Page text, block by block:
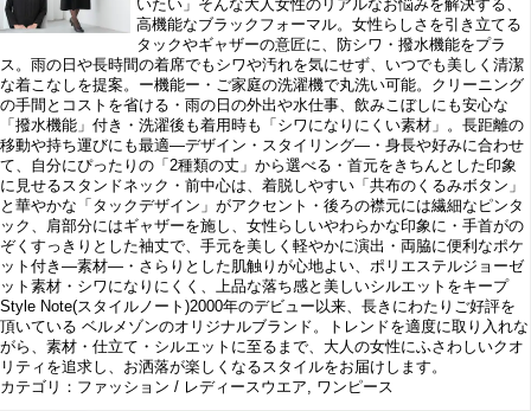
いたい」そんな大人女性のリアルなお悩みを解決する、
高機能なブラックフォーマル。女性らしさを引き立てる
タックやギャザーの意匠に、防シワ・撥水機能をプラ
ス。雨の日や長時間の着席でもシワや汚れを気にせず、いつでも美しく清潔
な着こなしを提案。ー機能ー・ご家庭の洗濯機で丸洗い可能。クリーニング
の手間とコストを省ける・雨の日の外出や水仕事、飲みこぼしにも安心な
「撥水機能」付き・洗濯後も着用時も「シワになりにくい素材」。長距離の
移動や持ち運びにも最適―デザイン・スタイリング―・身長や好みに合わせ
て、自分にぴったりの「2種類の丈」から選べる・首元をきちんとした印象
に見せるスタンドネック・前中心は、着脱しやすい「共布のくるみボタン」
と華やかな「タックデザイン」がアクセント・後ろの襟元には繊細なピンタ
ック、肩部分にはギャザーを施し、女性らしいやわらかな印象に・手首がの
ぞくすっきりとした袖丈で、手元を美しく軽やかに演出・両脇に便利なポケ
ット付き―素材―・さらりとした肌触りが心地よい、ポリエステルジョーゼ
ット素材・シワになりにくく、上品な落ち感と美しいシルエットをキープ
Style Note(スタイルノート)2000年のデビュー以来、長きにわたりご好評を
頂いている ベルメゾンのオリジナルブランド。トレンドを適度に取り入れな
がら、素材・仕立て・シルエットに至るまで、大人の女性にふさわしいクオ
リティを追求し、お洒落が楽しくなるスタイルをお届けします。
カテゴリ：ファッション / レディースウエア, ワンピース